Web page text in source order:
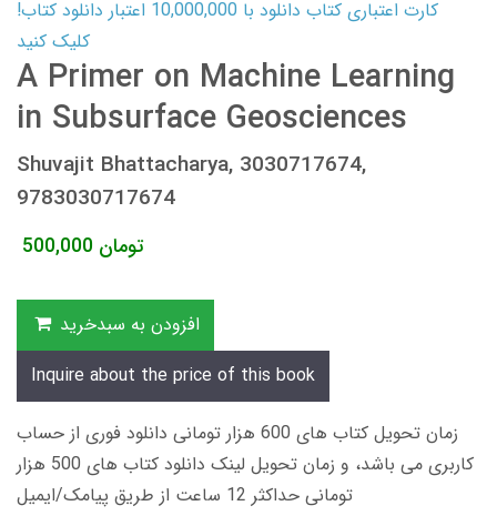
کارت اعتباری کتاب دانلود با 10,000,000 اعتبار دانلود کتاب!
کلیک کنید
A Primer on Machine Learning
in Subsurface Geosciences
Shuvajit Bhattacharya, 3030717674,
9783030717674
500,000 تومان
افزودن به سبدخرید
Inquire about the price of this book
زمان تحویل کتاب های 600 هزار تومانی دانلود فوری از حساب
کاربری می باشد، و زمان تحویل لینک دانلود کتاب های 500 هزار
تومانی حداکثر 12 ساعت از طریق پیامک/ایمیل